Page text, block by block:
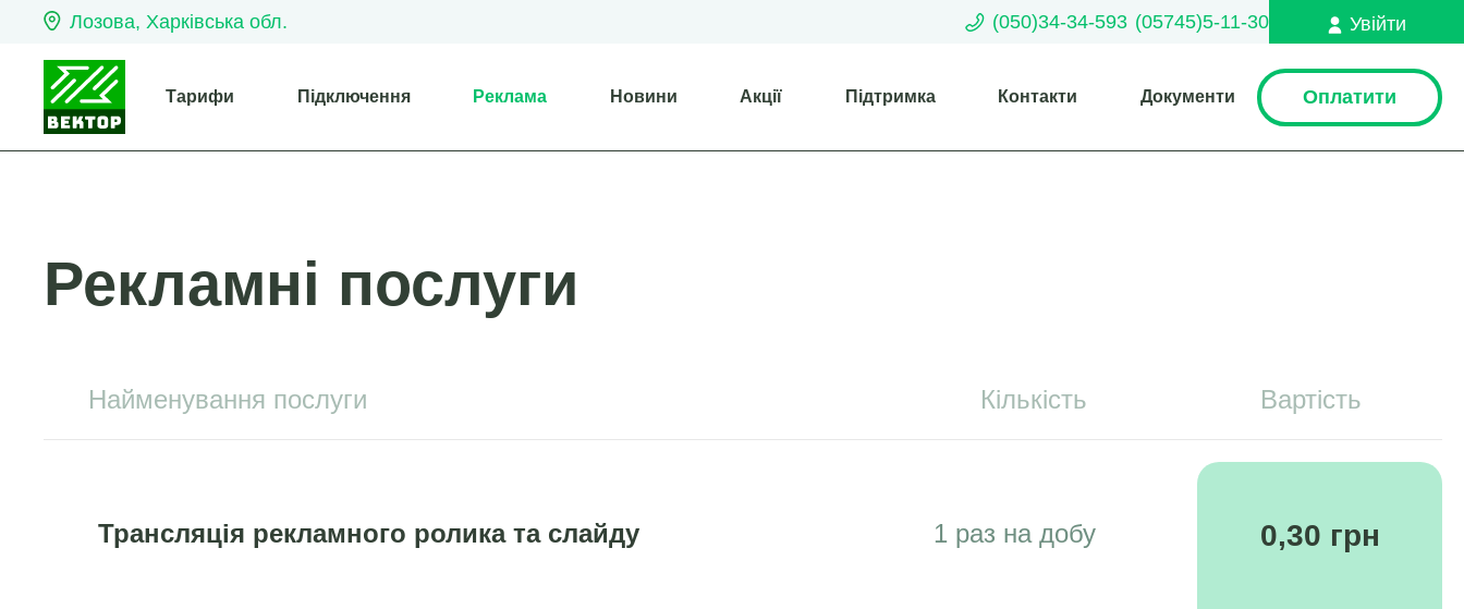
Лозова, Харківська обл. (050)34-34-593 (05745)5-11-30 Увійти
Тарифи Підключення Реклама Новини Акції Підтримка Контакти Документи Оплатити
Рекламні послуги
Найменування послуги Кількість Вартість
Трансляція рекламного ролика та слайду 1 раз на добу 0,30 грн